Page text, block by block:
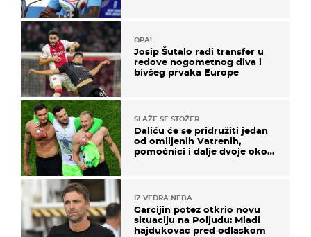
OPA!
Josip Šutalo radi transfer u
redove nogometnog diva i
bivšeg prvaka Europe
SLAŽE SE STOŽER
Daliću će se pridružiti jedan
od omiljenih Vatrenih,
pomoćnici i dalje dvoje oko
IZ VEDRA NEBA
Garcijin potez otkrio novu
situaciju na Poljudu: Mladi
hajdukovac pred odlaskom